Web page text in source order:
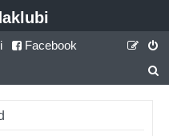
Facebook
t